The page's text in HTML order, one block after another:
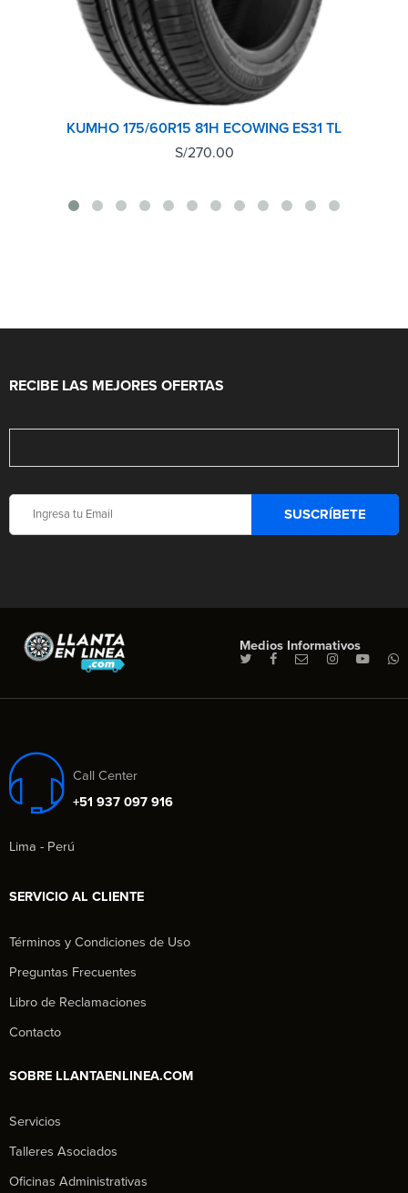
KUMHO 175/60R15 81H ECOWING ES31 TL
S/270.00
RECIBE LAS MEJORES OFERTAS
Medios Informativos
Call Center
+51 937 097 916
Lima - Perú
SERVICIO AL CLIENTE
Términos y Condiciones de Uso
Preguntas Frecuentes
Libro de Reclamaciones
Contacto
SOBRE LLANTAENLINEA.COM
Servicios
Talleres Asociados
Oficinas Administrativas